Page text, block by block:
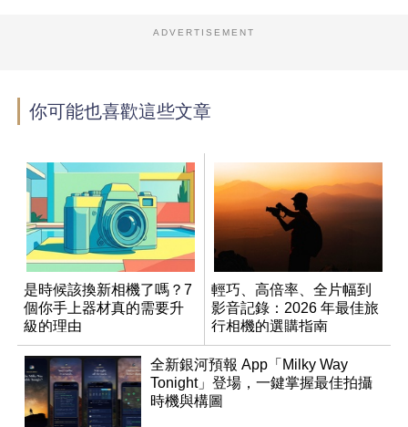
ADVERTISEMENT
你可能也喜歡這些文章
是時候該換新相機了嗎？7
個你手上器材真的需要升
級的理由
輕巧、高倍率、全片幅到
影音記錄：2026 年最佳旅
行相機的選購指南
全新銀河預報 App「Milky Way
Tonight」登場，一鍵掌握最佳拍攝
時機與構圖